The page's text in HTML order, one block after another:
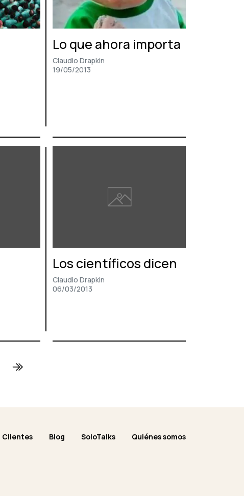
Lo que ahora importa
Claudio Drapkin
19/05/2013
Los científicos dicen
Claudio Drapkin
06/03/2013
Clientes Blog SoloTalks Quiénes somos